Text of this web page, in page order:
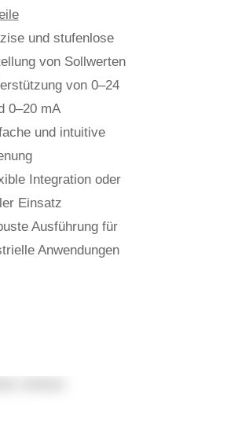
und stufenlose
von Sollwerten
von 0–24
0–20 mA
und intuitive
Integration oder
Einsatz
Ausführung für
Anwendungen